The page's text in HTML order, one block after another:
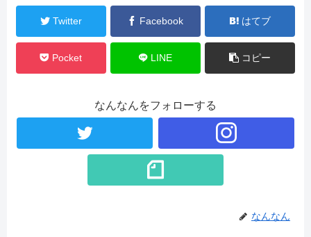
Twitter Facebook はてブ
Pocket LINE コピー
なんなんをフォローする
なんなん